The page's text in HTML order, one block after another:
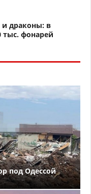
драконы: в
тыс. фонарей
под Одессой